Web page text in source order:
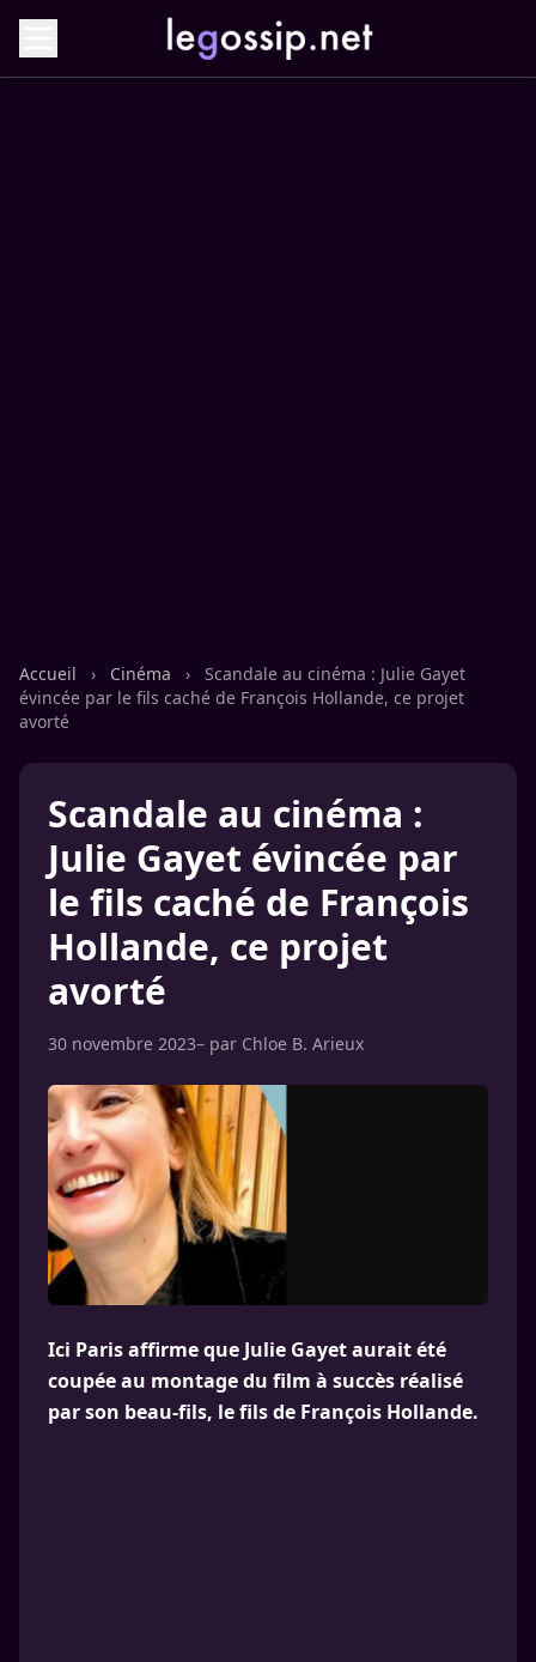
Accueil › Cinéma ›
Scandale au cinéma : Julie Gayet
évincée par le fils caché de François Hollande, ce projet
avorté
Scandale au cinéma :
Julie Gayet évincée par
le fils caché de François
Hollande, ce projet
avorté
30 novembre 2023– par Chloe B. Arieux
Ici Paris affirme que Julie Gayet aurait été
coupée au montage du film à succès réalisé
par son beau-fils, le fils de François Hollande.